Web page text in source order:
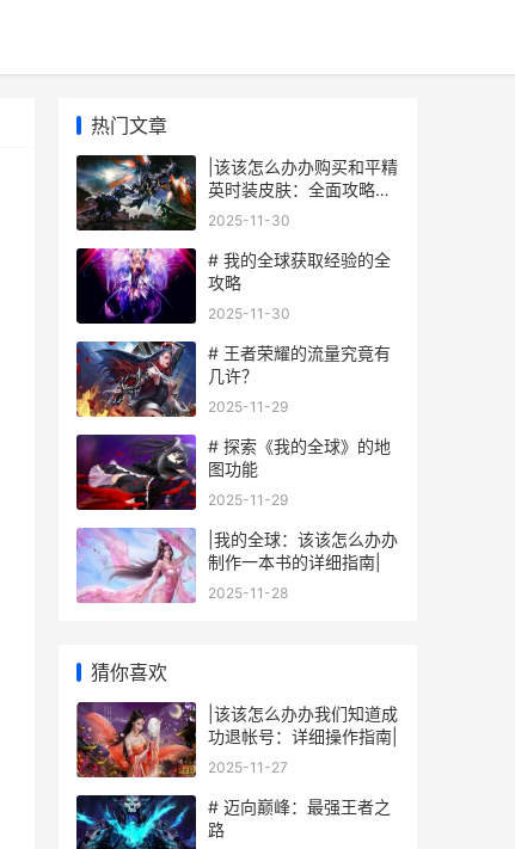
热门文章
|该该怎么办办购买和平精
英时装皮肤：全面攻略与
技巧|
2025-11-30
# 我的全球获取经验的全
攻略
2025-11-30
# 王者荣耀的流量究竟有
几许？
2025-11-29
# 探索《我的全球》的地
图功能
2025-11-29
|我的全球：该该怎么办办
制作一本书的详细指南|
2025-11-28
猜你喜欢
|该该怎么办办我们知道成
功退帐号：详细操作指南|
2025-11-27
# 迈向巅峰：最强王者之
路